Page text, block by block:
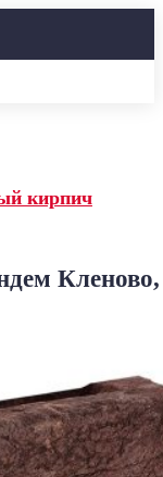
кирпич
Кленово,